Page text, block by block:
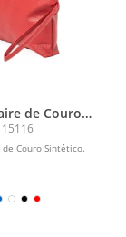
de Couro
15116
Couro Sintético.